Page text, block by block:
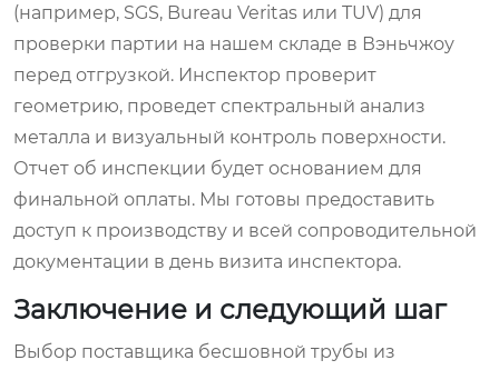
(например, SGS, Bureau Veritas или TUV) для
проверки партии на нашем складе в Вэньчжоу
перед отгрузкой. Инспектор проверит
геометрию, проведет спектральный анализ
металла и визуальный контроль поверхности.
Отчет об инспекции будет основанием для
финальной оплаты. Мы готовы предоставить
доступ к производству и всей сопроводительной
документации в день визита инспектора.
Заключение и следующий шаг
Выбор поставщика бесшовной трубы из